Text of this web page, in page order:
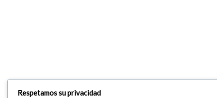
Respetamos su privacidad